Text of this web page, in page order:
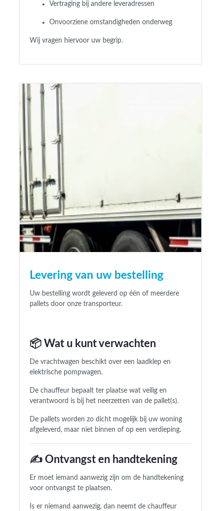
Vertraging bij andere leveradressen
Onvoorziene omstandigheden onderweg
Wij vragen hiervoor uw begrip.
Levering van uw bestelling
Uw bestelling wordt geleverd op één of meerdere
pallets door onze transporteur.
📦 Wat u kunt verwachten
De vrachtwagen beschikt over een laadklep en
elektrische pompwagen.
De chauffeur bepaalt ter plaatse wat veilig en
verantwoord is bij het neerzetten van de pallet(s).
De pallets worden zo dicht mogelijk bij uw woning
afgeleverd, maar niet binnen of op een verdieping.
✍️ Ontvangst en handtekening
Er moet iemand aanwezig zijn om de handtekening
voor ontvangst te plaatsen.
Is er niemand aanwezig, dan neemt de chauffeur